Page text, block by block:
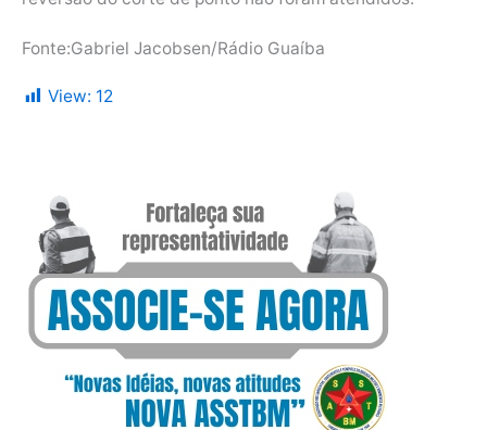
Fonte:Gabriel Jacobsen/Rádio Guaíba
View: 12